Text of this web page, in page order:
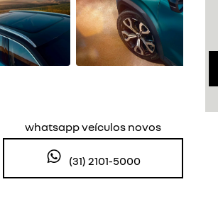
whatsapp veículos novos
(31) 2101-5000